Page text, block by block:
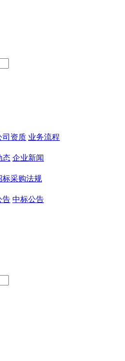
司资质 业务流程
态 企业新闻
标采购法规
告 中标公告